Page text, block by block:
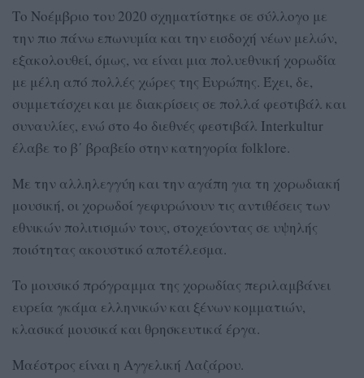
Το Νοέμβριο του 2020 σχηματίστηκε σε σύλλογο με
την πιο πάνω επωνυμία και την εισδοχή νέων μελών,
εξακολουθεί, όμως, να είναι μια πολυεθνική χορωδία
με μέλη από πολλές χώρες της Ευρώπης. Έχει, δε,
συμμετάσχει και με διακρίσεις σε πολλά φεστιβάλ και
συναυλίες, ενώ στο 4ο διεθνές φεστιβάλ Ιnterkultur
έλαβε το β΄ βραβείο στην κατηγορία folklore.
Με την αλληλεγγύη και την αγάπη για τη χορωδιακή
μουσική, οι χορωδοί γεφυρώνουν τις αντιθέσεις των
εθνικών πολιτισμών τους, στοχεύοντας σε υψηλής
ποιότητας ακουστικό αποτέλεσμα.
Το μουσικό πρόγραμμα της χορωδίας περιλαμβάνει
ευρεία γκάμα ελληνικών και ξένων κομματιών,
κλασικά μουσικά και θρησκευτικά έργα.
Μαέστρος είναι η Αγγελική Λαζάρου.